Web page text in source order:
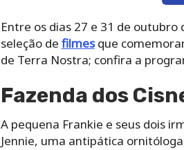
Entre os dias 27 e 31 de outubro
seleção de filmesque
de Terra Nostra; confira a
Fazenda dos
A pequena Frankie e seus dois
Jennie, uma antipática